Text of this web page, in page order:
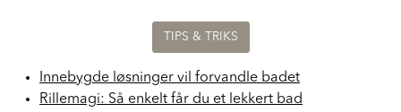
TIPS & TRIKS
Innebygde løsninger vil forvandle badet
Rillemagi: Så enkelt får du et lekkert bad